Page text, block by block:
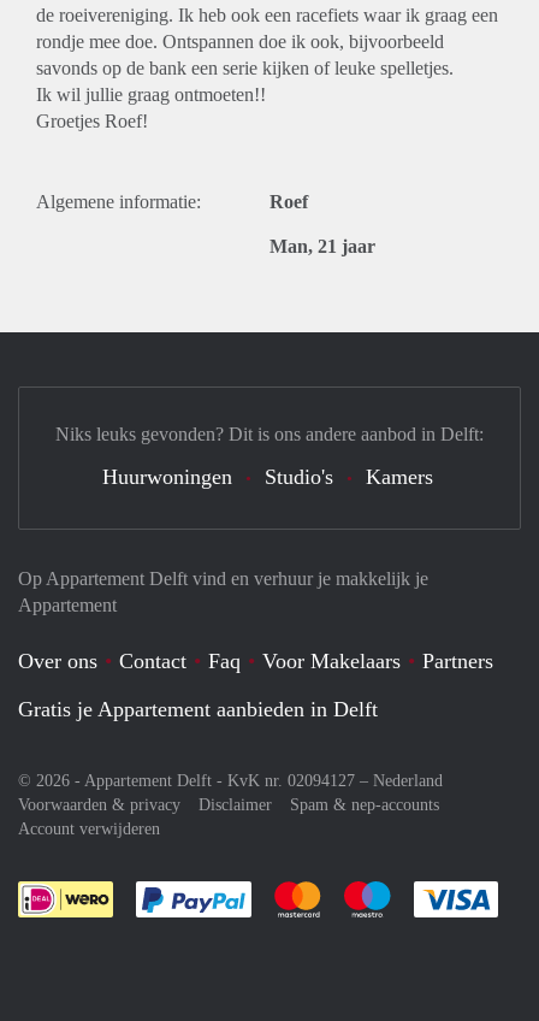
de roeivereniging. Ik heb ook een racefiets waar ik graag een
rondje mee doe. Ontspannen doe ik ook, bijvoorbeeld
savonds op de bank een serie kijken of leuke spelletjes.
Ik wil jullie graag ontmoeten!!
Groetjes Roef!
Algemene informatie: Roef
Man, 21 jaar
Op Appartement Delft vind en verhuur je makkelijk je
Appartement
Over ons Contact Faq Voor Makelaars
Partners
Gratis je Appartement aanbieden in Delft
© 2026 - Appartement Delft - KvK nr. 02094127 – Nederland
Voorwaarden & privacy
Disclaimer
Spam & nep-accounts
Account verwijderen
Je rekent gemakkelijk af met Paypal
Je rekent gemakkelijk af met
Je rekent
Niks leuks gevonden? Dit is ons andere aanbod in Delft:
Huurwoningen Studio's Kamers